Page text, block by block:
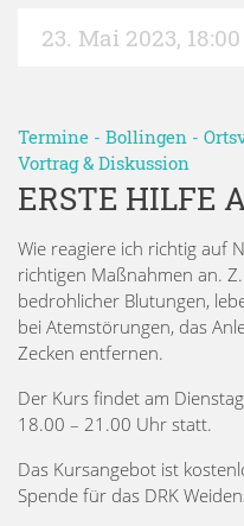
23. Mai 2023,
Termine - Bollingen -
Vortrag & Diskussion
ERSTE HILFE
Wie reagiere ich richtig auf
richtigen Maßnahmen an.
bedrohlicher Blutungen,
bei Atemstörungen, das
Zecken entfernen.
Der Kurs findet am
18.00 – 21.00 Uhr statt.
Das Kursangebot ist
Spende für das DRK